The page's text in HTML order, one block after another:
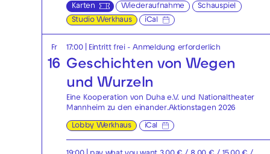
Karten Wiederaufnahme
Schauspiel
Studio Werkhaus
iCal
Fr
16
17:00| Eintritt frei - Anmeldung erforderlich
Geschichten von Wegen
und Wurzeln
Eine Kooperation von Duha e.V. und Nationaltheater
Mannheim zu den einander.Aktionstagen 2026
Lobby Werkhaus iCal